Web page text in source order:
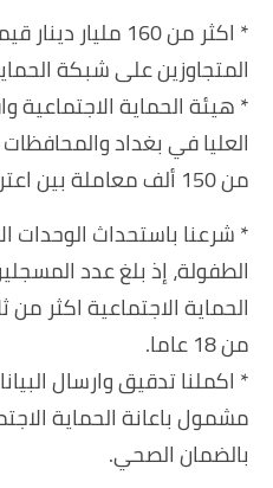
* اكثر من 160
المتجاوزين على شبكة
* هيئة الحماية الاجتماعية
العليا في بغداد
من 150 ألف معاملة بين اعتراض وتظلم وطعن.
* شرعنا باستحداث الوحدات
الطفولة، إذ بلغ عدد
الحماية الاجتماعية اكثر
من 18 عاما.
مشمول باعانة الحماية
بالضمان الصحي.